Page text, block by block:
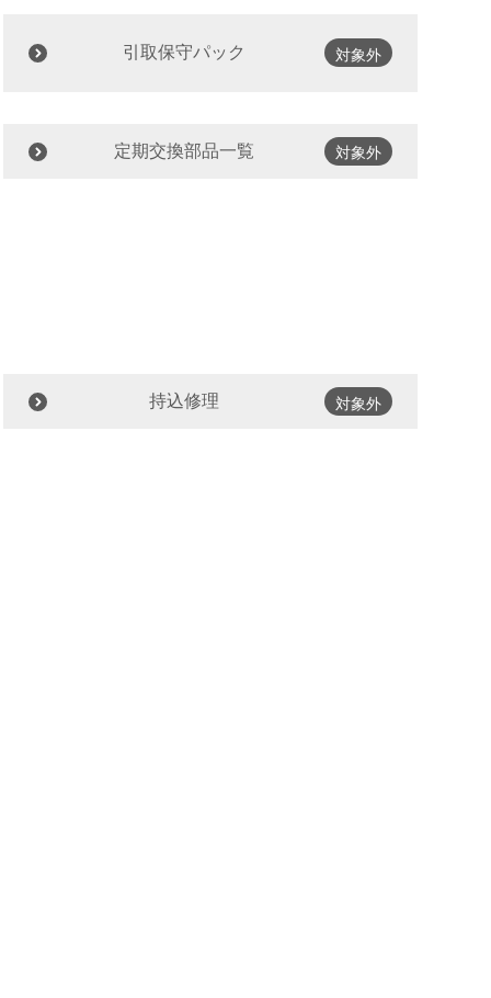
引取保守パック 対象外
定期交換部品一覧 対象外
持込修理 対象外